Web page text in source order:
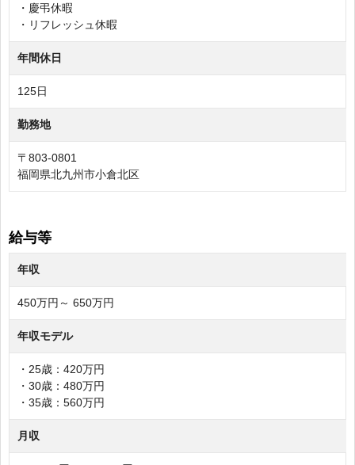
・慶弔休暇
・リフレッシュ休暇
年間休日
125日
勤務地
〒803-0801
福岡県北九州市小倉北区
給与等
年収
450万円～ 650万円
年収モデル
・25歳：420万円
・30歳：480万円
・35歳：560万円
月収